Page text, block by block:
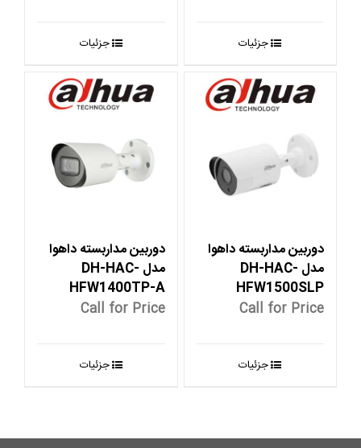
جزئیات جزئیات
دوربین مداربسته داهوا
مدل DH-HAC-
HFW1500SLP
Call for Price
جزئیات
دوربین مداربسته داهوا
مدل DH-HAC-
HFW1400TP-A
Call for Price
جزئیات